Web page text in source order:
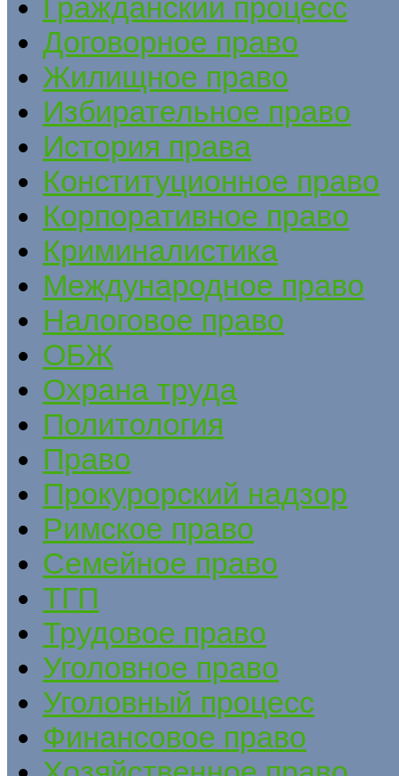
Гражданский процесс
Договорное право
Жилищное право
Избирательное право
История права
Конституционное право
Корпоративное право
Криминалистика
Международное право
Налоговое право
ОБЖ
Охрана труда
Политология
Право
Прокурорский надзор
Римское право
Семейное право
ТГП
Трудовое право
Уголовное право
Уголовный процесс
Финансовое право